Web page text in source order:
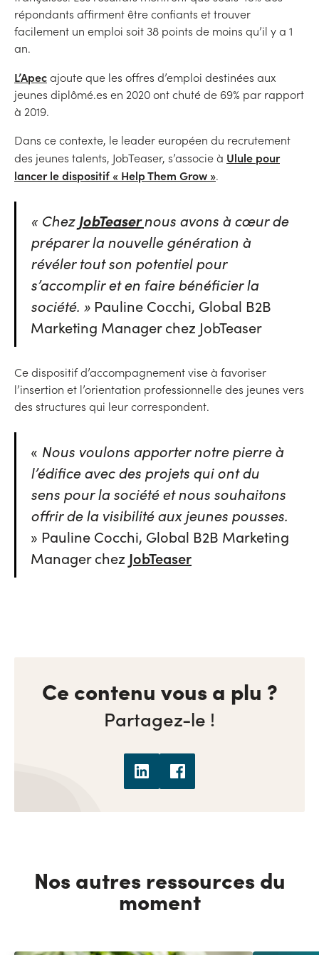
répondants affirment être confiants et trouver
facilement un emploi soit 38 points de moins qu’il y a 1
an.
L’Apecajoute que les offres d’emploi destinées aux
jeunes diplômé.es en 2020 ont chuté de 69% par rapport
à 2019.
Dans ce contexte, le leader européen du recrutement
des jeunes talents, JobTeaser, s’associe à Ulule pour
lancer le dispositif « Help Them Grow ».
« Chez JobTeasernous avons à cœur de
préparer la nouvelle génération à
révéler tout son potentiel pour
s’accomplir et en faire bénéficier la
société. » Pauline Cocchi, Global B2B
Marketing Manager chez JobTeaser
Ce dispositif d’accompagnement vise à favoriser
l’insertion et l’orientation professionnelle des jeunes vers
des structures qui leur correspondent.
« Nous voulons apporter notre pierre à
l’édifice avec des projets qui ont du
sens pour la société et nous souhaitons
offrir de la visibilité aux jeunes pousses.
» Pauline Cocchi, Global B2B Marketing
Manager chez JobTeaser
Ce contenu vous a plu ?
Partagez-le !
Nos autres ressources du
moment